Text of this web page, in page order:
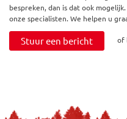
bespreken, dan is dat ook
onze specialisten. We helpen u
Stuur een bericht of